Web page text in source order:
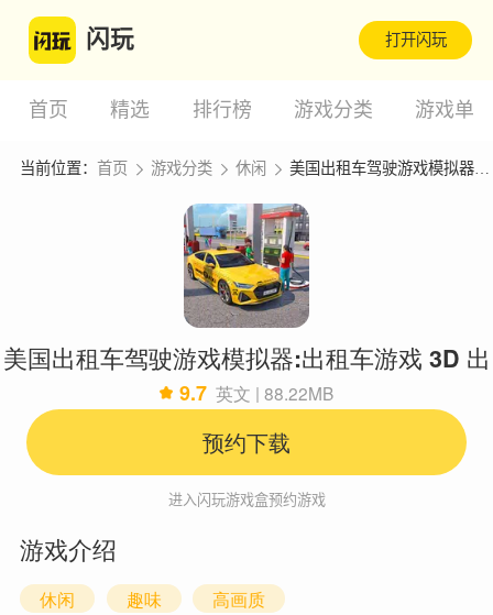
闪玩 打开闪玩
首页 精选 排行榜 游戏分类 游戏单
当前位置： 首页 游戏分类 休闲 美国出租车驾驶游戏模拟器:出租车游戏 3D 出租车驾驶
美国出租车驾驶游戏模拟器:出租车游戏 3D 出
租车驾驶
9.7 英文 | 88.22MB
预约下载
进入闪玩游戏盒预约游戏
游戏介绍
休闲 趣味 高画质